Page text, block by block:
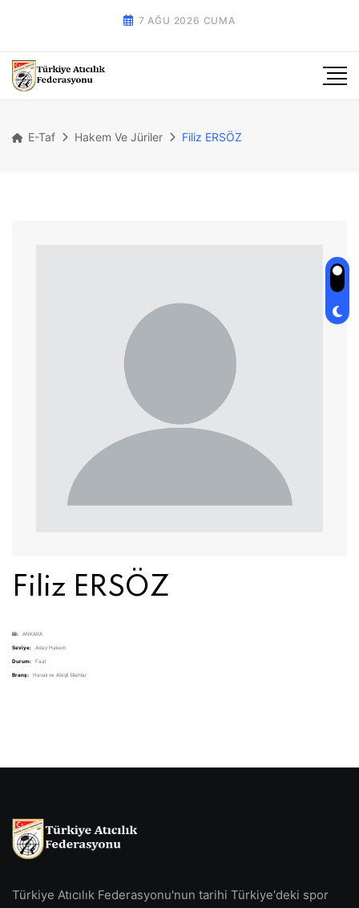
7 AĞU 2026 CUMA
E-Taf Hakem Ve Jüriler Filiz ERSÖZ
Filiz ERSÖZ
ili: ANKARA
Seviye: Aday Hakem
Durum: Faal
Branş: Havalı ve Ateşli Silahlar
Türkiye Atıcılık Federasyonu'nun tarihi Türkiye'deki spor